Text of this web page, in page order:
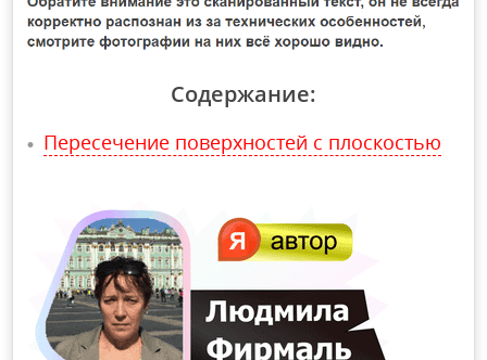
Содержание:
Пересечение поверхностей с плоскостью